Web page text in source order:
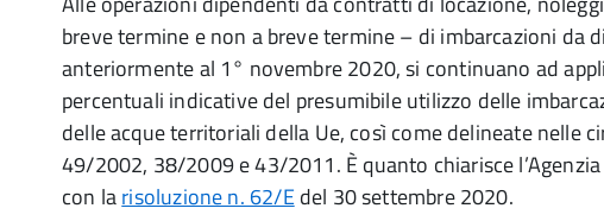
breve termine e non a breve termine – di imbarcazioni da
anteriormente al 1° novembre 2020, si continuano ad
percentuali indicative del presumibile utilizzo delle
delle acque territoriali della Ue, così come delineate nelle
49/2002, 38/2009 e 43/2011. È quanto chiarisce
con larisoluzione n. 62/Edel 30 settembre 2020.